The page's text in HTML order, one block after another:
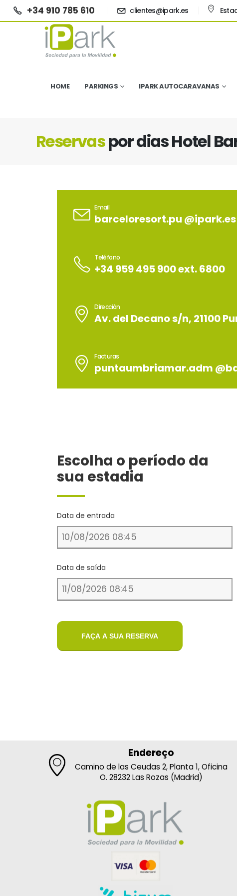
+34 910 785 610 clientes@ipark.es
HOME PARKINGS IPARK AUTOCARAVANAS
Reservaspor dias Hotel
Email
barceloresort.pu @ipark.es
Teléfono
+34 959 495 900 ext. 6800
Dirección
Av. del Decano s/n, 21100
Facturas
puntaumbriamar.adm
Escolha o período da
sua estadia
Data de entrada
Data de saída
FAÇA A SUA RESERVA
Endereço
Camino de las Ceudas 2, Planta 1, Oficina
O. 28232 Las Rozas (Madrid)